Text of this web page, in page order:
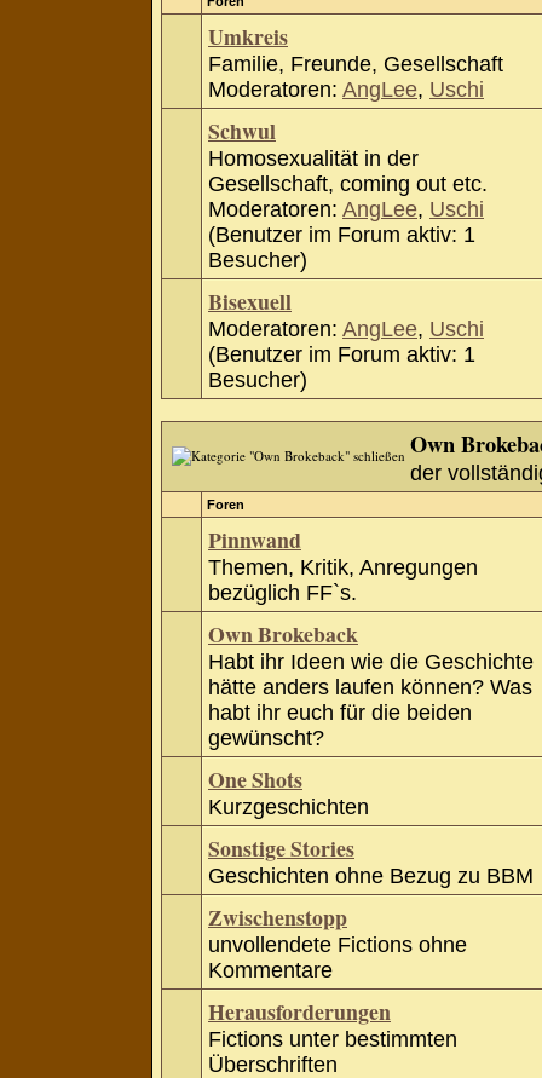
Umkreis
Familie, Freunde, Gesellschaft
Moderatoren: AngLee, Uschi
Schwul
Homosexualität in der
Gesellschaft, coming out etc.
Moderatoren: AngLee, Uschi
(Benutzer im Forum aktiv: 1
Besucher)
Bisexuell
Moderatoren: AngLee, Uschi
(Benutzer im Forum aktiv: 1
Besucher)
Own
der
Foren
Pinnwand
Themen, Kritik, Anregungen
bezüglich FF`s.
Own Brokeback
Habt ihr Ideen wie die Geschichte
hätte anders laufen können? Was
habt ihr euch für die beiden
gewünscht?
One Shots
Kurzgeschichten
Sonstige Stories
Geschichten ohne Bezug zu BBM
Zwischenstopp
unvollendete Fictions ohne
Kommentare
Herausforderungen
Fictions unter bestimmten
Überschriften